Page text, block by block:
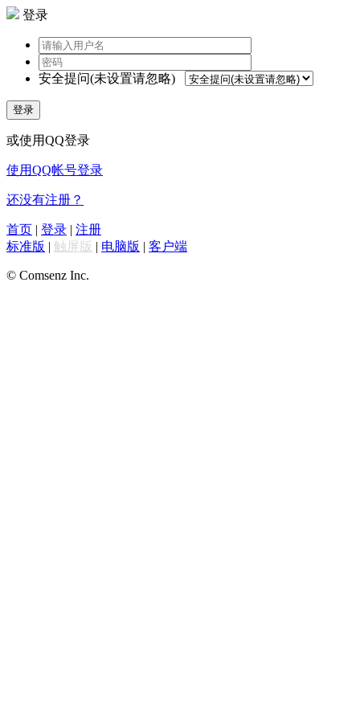
登录
安全提问(未设置请忽略)
登录
或使用QQ登录
使用QQ帐号登录
还没有注册？
首页 | 登录 | 注册
标准版 | 触屏版 | 电脑版 | 客户端
© Comsenz Inc.